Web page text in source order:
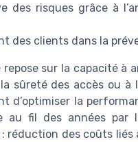
des risques grâce à
des clients dans la
sur la capacité à
sûreté des accès ou à
d’optimiser la
au fil des années
réduction des coûts